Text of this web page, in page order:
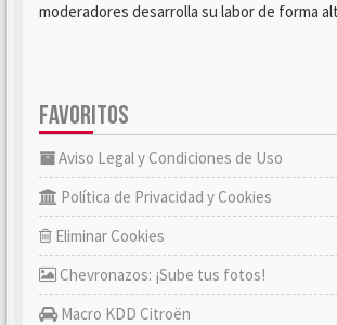
moderadores desarrolla su labor de forma
FAVORITOS
Aviso Legal y Condiciones de Uso
Política de Privacidad y Cookies
Eliminar Cookies
Chevronazos: ¡Sube tus fotos!
Macro KDD Citroën